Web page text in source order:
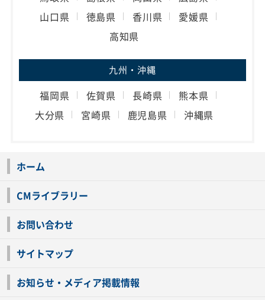
山口県
徳島県 香川県
愛媛県
高知県
九州・沖縄
福岡県 佐賀県 長崎県
熊本県
大分県
宮崎県 鹿児島県 沖縄県
ホーム
CMライブラリー
お問い合わせ
サイトマップ
お知らせ・メディア掲載情報